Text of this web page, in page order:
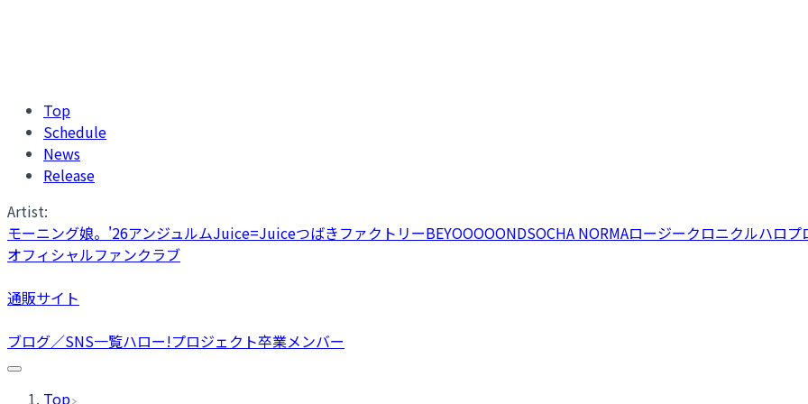
Top
Schedule
News
Release
Artist:
モーニング娘。'26アンジュルムJuice=JuiceつばきファクトリーBEYOOOOONDSOCHA NORMAロージークロニクルハロプ
オフィシャルファンクラブ
通販サイト
ブログ／SNS一覧ハロー!プロジェクト卒業メンバー
Top